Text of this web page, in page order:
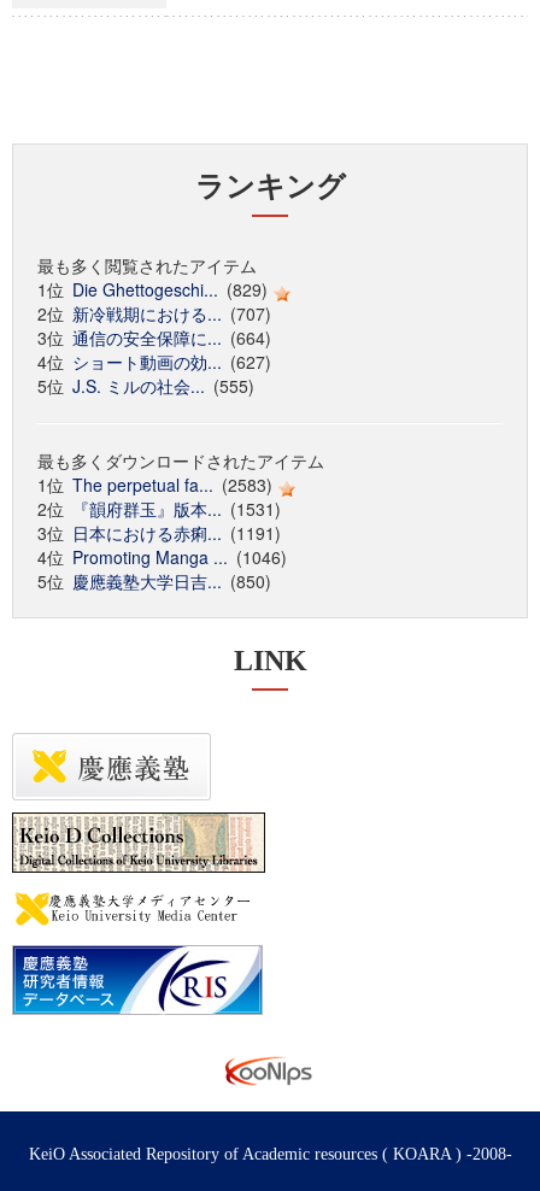
ランキング
最も多く閲覧されたアイテム
1位 Die Ghettogeschi... (829)
2位 新冷戦期における... (707)
3位 通信の安全保障に... (664)
4位 ショート動画の効... (627)
5位 J.S. ミルの社会... (555)
最も多くダウンロードされたアイテム
1位 The perpetual fa... (2583)
2位
『韻府群玉』版本... (1531)
3位 日本における赤痢... (1191)
4位 Promoting Manga ... (1046)
5位 慶應義塾大学日吉... (850)
LINK
KeiO Associated Repository of Academic resources ( KOARA ) -2008-